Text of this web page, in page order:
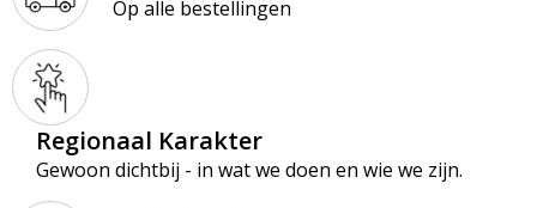
Op alle bestellingen
Regionaal Karakter
Gewoon dichtbij - in wat we doen en wie we zijn.